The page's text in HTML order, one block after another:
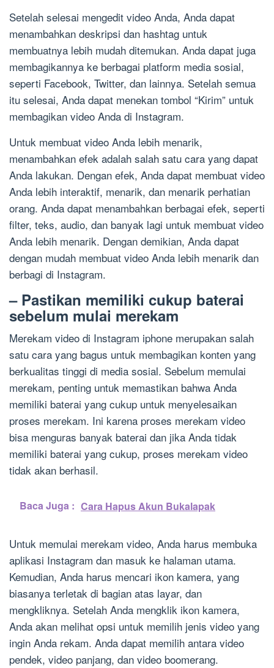
Setelah selesai mengedit video Anda, Anda dapat
menambahkan deskripsi dan hashtag untuk
membuatnya lebih mudah ditemukan. Anda dapat juga
membagikannya ke berbagai platform media sosial,
seperti Facebook, Twitter, dan lainnya. Setelah semua
itu selesai, Anda dapat menekan tombol “Kirim” untuk
membagikan video Anda di Instagram.
Untuk membuat video Anda lebih menarik,
menambahkan efek adalah salah satu cara yang dapat
Anda lakukan. Dengan efek, Anda dapat membuat video
Anda lebih interaktif, menarik, dan menarik perhatian
orang. Anda dapat menambahkan berbagai efek, seperti
filter, teks, audio, dan banyak lagi untuk membuat video
Anda lebih menarik. Dengan demikian, Anda dapat
dengan mudah membuat video Anda lebih menarik dan
berbagi di Instagram.
– Pastikan memiliki cukup baterai
sebelum mulai merekam
Merekam video di Instagram iphone merupakan salah
satu cara yang bagus untuk membagikan konten yang
berkualitas tinggi di media sosial. Sebelum memulai
merekam, penting untuk memastikan bahwa Anda
memiliki baterai yang cukup untuk menyelesaikan
proses merekam. Ini karena proses merekam video
bisa menguras banyak baterai dan jika Anda tidak
memiliki baterai yang cukup, proses merekam video
tidak akan berhasil.
Baca Juga : Cara Hapus Akun Bukalapak
Untuk memulai merekam video, Anda harus membuka
aplikasi Instagram dan masuk ke halaman utama.
Kemudian, Anda harus mencari ikon kamera, yang
biasanya terletak di bagian atas layar, dan
mengkliknya. Setelah Anda mengklik ikon kamera,
Anda akan melihat opsi untuk memilih jenis video yang
ingin Anda rekam. Anda dapat memilih antara video
pendek, video panjang, dan video boomerang.